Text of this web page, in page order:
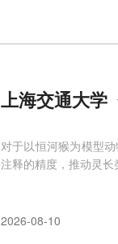
上海交通大学
对于以恒河猴为模型
注释的精度，推动灵长
2026-08-10